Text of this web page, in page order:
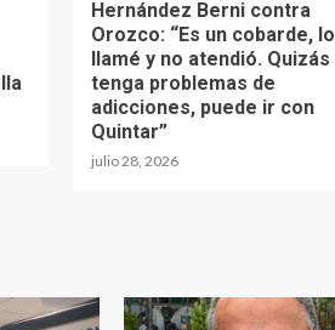
Hernández Berni contra
Orozco: “Es un cobarde, lo
llamé y no atendió. Quizás
tenga problemas de
adicciones, puede ir con
Quintar”
julio 28, 2026